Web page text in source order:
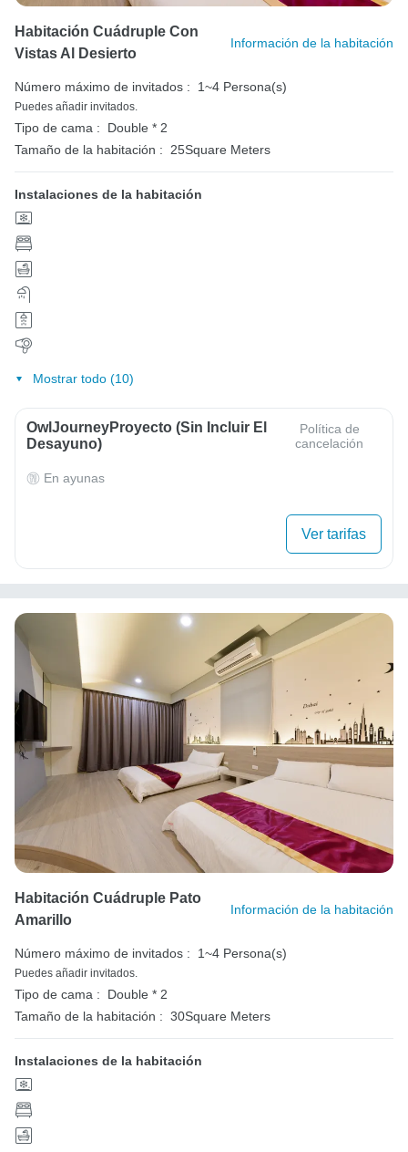
Habitación Cuádruple Con
Vistas Al Desierto
Información de la habitación
Número máximo de invitados : 1~4 Persona(s)
Puedes añadir invitados.
Tipo de cama :
Double * 2
Tamaño de la habitación :
25Square Meters
Instalaciones de la habitación
Mostrar todo (10)
OwlJourneyProyecto (sin Incluir El
Desayuno)
Política de
cancelación
En ayunas
Ver tarifas
Habitación Cuádruple Pato
Amarillo
Información de la habitación
Número máximo de invitados : 1~4 Persona(s)
Puedes añadir invitados.
Tipo de cama :
Double * 2
Tamaño de la habitación : 30Square Meters
Instalaciones de la habitación